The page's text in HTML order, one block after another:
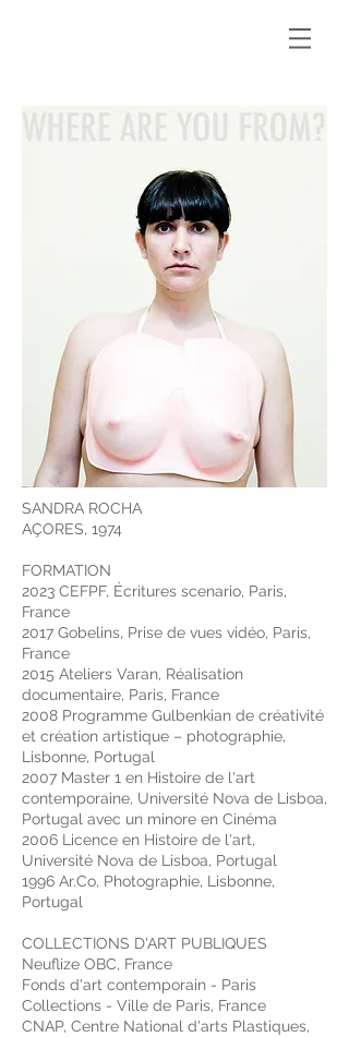
SANDRA ROCHA
AÇORES, 1974
FORMATION
2023 CEFPF, Écritures scenario, Paris,
France
2017 Gobelins, Prise de vues vidéo, Paris,
France
2015 Ateliers Varan, Réalisation
documentaire, Paris, France
2008 Programme Gulbenkian de créativité
et création artistique – photographie,
Lisbonne, Portugal
2007 Master 1 en Histoire de l'art
contemporaine, Université Nova de Lisboa,
Portugal avec un minore en Cinéma
2006 Licence en Histoire de l'art,
Université Nova de Lisboa, Portugal
1996 Ar.Co, Photographie, Lisbonne,
Portugal
COLLECTIONS D'ART PUBLIQUES
Neuflize OBC, France
Fonds d'art contemporain - Paris
Collections - Ville de Paris, France
CNAP, Centre National d'arts Plastiques,